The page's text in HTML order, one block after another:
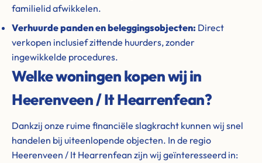
familielid afwikkelen.
Verhuurde panden en beleggingsobjecten: Direct
verkopen inclusief zittende huurders, zonder
ingewikkelde procedures.
Welke woningen kopen wij in
Heerenveen / It Hearrenfean?
Dankzij onze ruime financiële slagkracht kunnen wij snel
handelen bij uiteenlopende objecten. In de regio
Heerenveen / It Hearrenfean zijn wij geïnteresseerd in: